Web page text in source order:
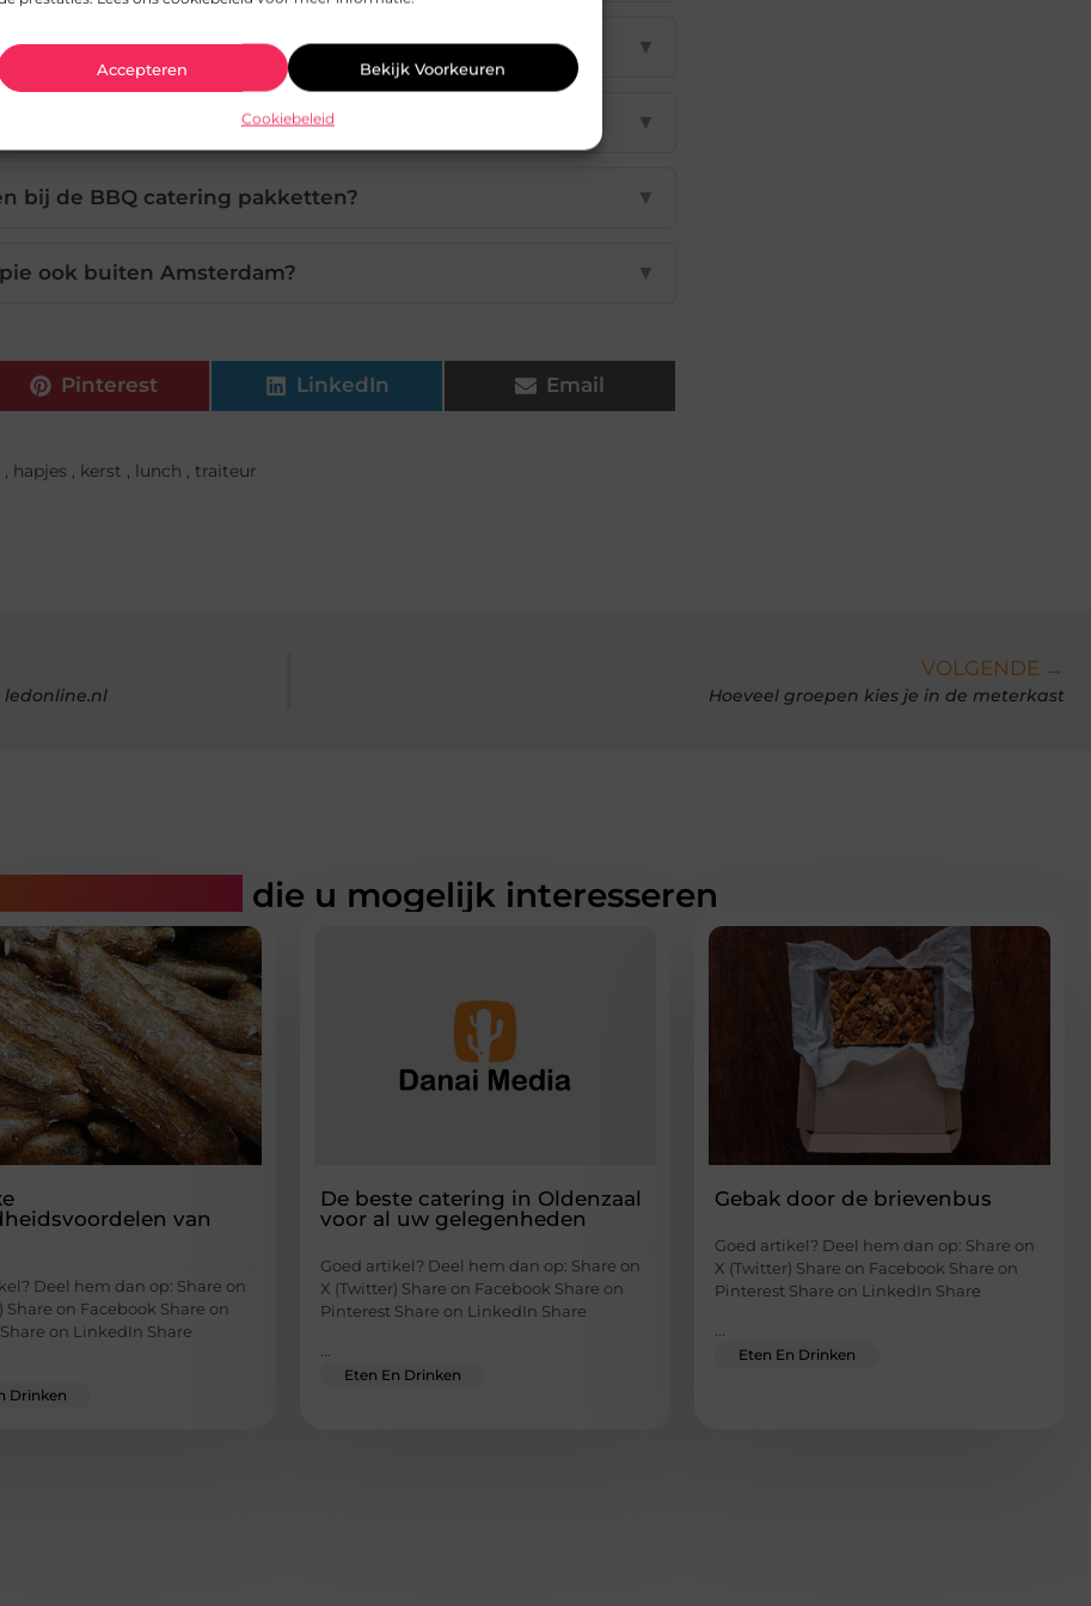
Accepteren Bekijk Voorkeuren
Cookiebeleid
op maat laten samenstellen? ▼
glutenvrij en lactosevrij gerespecteerd? ▼
bij de BBQ catering pakketten? ▼
ook buiten Amsterdam? ▼
Pinterest LinkedIn Email
, hapjes , kerst , lunch , traiteur
ledonline.nl
VOLGENDE →
Hoeveel groepen kies je in de meterkast
die u mogelijk interesseren
van
Deel hem dan op: Share on
Share on Facebook Share on
on LinkedIn Share
Drinken
De beste catering in Oldenzaal
voor al uw gelegenheden
Goed artikel? Deel hem dan op: Share on
X (Twitter) Share on Facebook Share on
Pinterest Share on LinkedIn Share
...
Eten En Drinken
Gebak door de brievenbus
Goed artikel? Deel hem dan op: Share on
X (Twitter) Share on Facebook Share on
Pinterest Share on LinkedIn Share
...
Eten En Drinken